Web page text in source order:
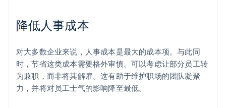
降低人事成本
对大多数企业来说，人事成本是最大的成本项。与此同
时，节省这类成本需要格外审慎。可以考虑让部分员工转
为兼职，而非将其解雇。这有助于维护职场的团队凝聚
力，并将对员工士气的影响降至最低。